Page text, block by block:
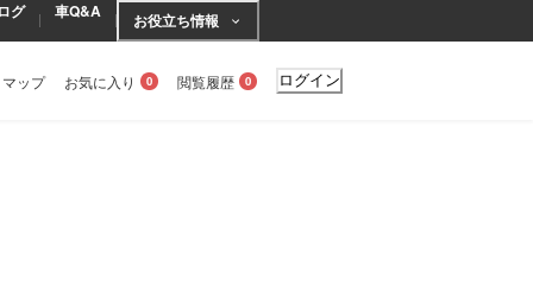
グ 車Q&A お役立ち情報
ップ お気に入り 0 閲覧履歴 0 ログイン